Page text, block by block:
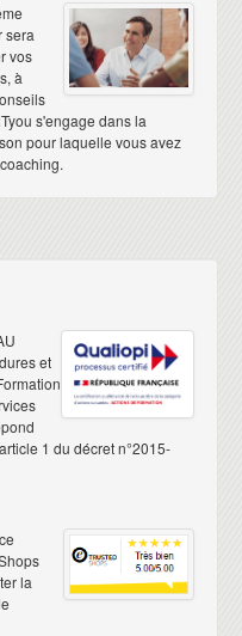
sera
vos
à
s'engage dans la
pour laquelle vous avez
et
1 du décret n°2015-
la